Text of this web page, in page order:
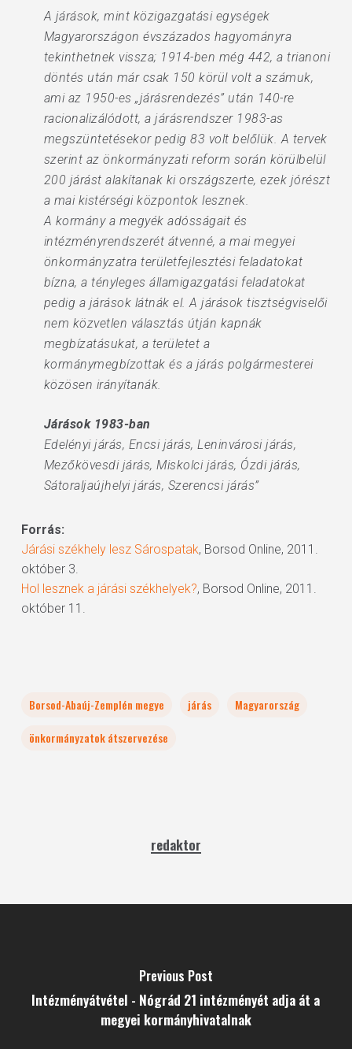
A járások, mint közigazgatási egységek
Magyarországon évszázados hagyományra
tekinthetnek vissza; 1914-ben még 442, a trianoni
döntés után már csak 150 körül volt a számuk,
ami az 1950-es „járásrendezés” után 140-re
racionalizálódott, a járásrendszer 1983-as
megszüntetésekor pedig 83 volt belőlük. A tervek
szerint az önkormányzati reform során körülbelül
200 járást alakítanak ki országszerte, ezek jórészt
a mai kistérségi központok lesznek.
A kormány a megyék adósságait és
intézményrendszerét átvenné, a mai megyei
önkormányzatra területfejlesztési feladatokat
bízna, a tényleges államigazgatási feladatokat
pedig a járások látnák el. A járások tisztségviselői
nem közvetlen választás útján kapnák
megbízatásukat, a területet a
kormánymegbízottak és a járás polgármesterei
közösen irányítanák.
Járások 1983-ban
Edelényi járás, Encsi járás, Leninvárosi járás,
Mezőkövesdi járás, Miskolci járás, Ózdi járás,
Sátoraljaújhelyi járás, Szerencsi járás”
Forrás:
Járási székhely lesz Sárospatak, Borsod Online, 2011.
október 3.
Hol lesznek a járási székhelyek?, Borsod Online, 2011.
október 11.
Borsod-Abaúj-Zemplén megye járás
Magyarország
önkormányzatok átszervezése
redaktor
Previous Post
Intézményátvétel - Nógrád 21 intézményét adja át a
megyei kormányhivatalnak